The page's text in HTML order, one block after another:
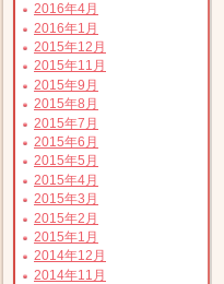
2016年4月
2016年1月
2015年12月
2015年11月
2015年9月
2015年8月
2015年7月
2015年6月
2015年5月
2015年4月
2015年3月
2015年2月
2015年1月
2014年12月
2014年11月